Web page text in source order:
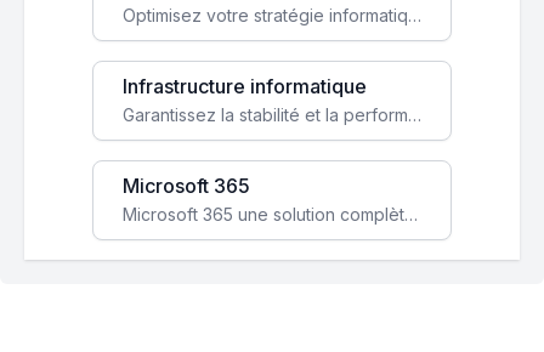
Optimisez votre stratégie informatique avec l'expertise de nos consultants pour améliorer votre efficacité et sécurité.
Infrastructure informatique
Garantissez la stabilité et la performance de votre entreprise avec une infrastructure IT sécurisée et évolutive.
Microsoft 365
Microsoft 365 une solution complète qui booste votre productivité, renforce la sécurité de vos données et facilite la collaboration.